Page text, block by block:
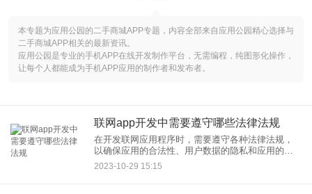
本专题为应用公园的二手商城APP专题，内容全部来自应用公园精心选择与
二手商城APP相关的最新资讯。
应用公园是专业的手机APP在线开发制作平台，无需编程，纯图形化操作，
让每个人都能成为手机APP应用的制作者和发布者。
联网app开发中需要遵守哪些法律法规
在开发联网应用程序时，需要遵守各种法律法规，
以确保应用的合法性、用户数据的隐私和应用的安
全性。以下是一些主要的法律法规和准则，开发者
应该遵守： 隐私法规
2023-10-29 15:15